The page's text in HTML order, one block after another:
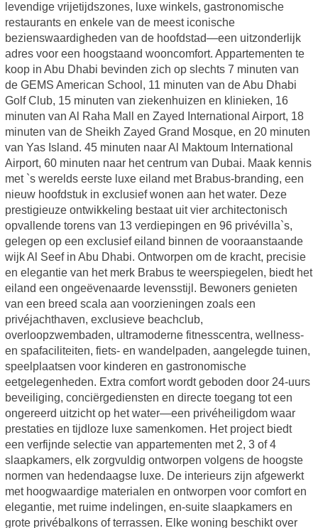
levendige vrijetijdszones, luxe winkels, gastronomische
restaurants en enkele van de meest iconische
bezienswaardigheden van de hoofdstad—een uitzonderlijk
adres voor een hoogstaand wooncomfort. Appartementen te
koop in Abu Dhabi bevinden zich op slechts 7 minuten van
de GEMS American School, 11 minuten van de Abu Dhabi
Golf Club, 15 minuten van ziekenhuizen en klinieken, 16
minuten van Al Raha Mall en Zayed International Airport, 18
minuten van de Sheikh Zayed Grand Mosque, en 20 minuten
van Yas Island. 45 minuten naar Al Maktoum International
Airport, 60 minuten naar het centrum van Dubai. Maak kennis
met `s werelds eerste luxe eiland met Brabus-branding, een
nieuw hoofdstuk in exclusief wonen aan het water. Deze
prestigieuze ontwikkeling bestaat uit vier architectonisch
opvallende torens van 13 verdiepingen en 96 privévilla`s,
gelegen op een exclusief eiland binnen de vooraanstaande
wijk Al Seef in Abu Dhabi. Ontworpen om de kracht, precisie
en elegantie van het merk Brabus te weerspiegelen, biedt het
eiland een ongeëvenaarde levensstijl. Bewoners genieten
van een breed scala aan voorzieningen zoals een
privéjachthaven, exclusieve beachclub,
overloopzwembaden, ultramoderne fitnesscentra, wellness-
en spafaciliteiten, fiets- en wandelpaden, aangelegde tuinen,
speelplaatsen voor kinderen en gastronomische
eetgelegenheden. Extra comfort wordt geboden door 24-uurs
beveiliging, conciërgediensten en directe toegang tot een
ongereerd uitzicht op het water—een privéheiligdom waar
prestaties en tijdloze luxe samenkomen. Het project biedt
een verfijnde selectie van appartementen met 2, 3 of 4
slaapkamers, elk zorgvuldig ontworpen volgens de hoogste
normen van hedendaagse luxe. De interieurs zijn afgewerkt
met hoogwaardige materialen en ontworpen voor comfort en
elegantie, met ruime indelingen, en-suite slaapkamers en
grote privébalkons of terrassen. Elke woning beschikt over